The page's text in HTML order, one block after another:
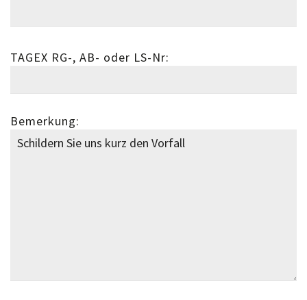
TAGEX RG-, AB- oder LS-Nr:
Bemerkung: